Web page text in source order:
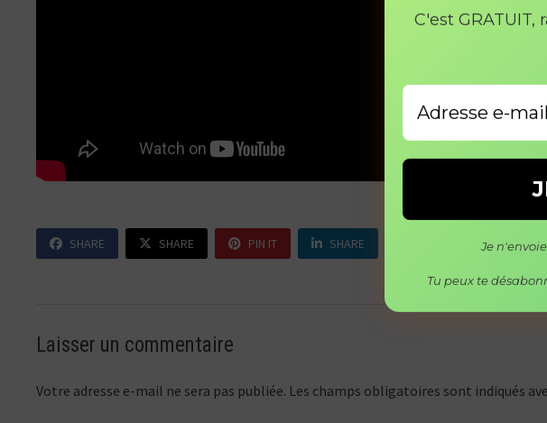
C'est GRATUIT,
Je
Tu peux te
SHARE SHARE PIN IT SHARE
Laisser un commentaire
Votre adresse e-mail ne sera pas publiée. Les champs obligatoires sont indiqués